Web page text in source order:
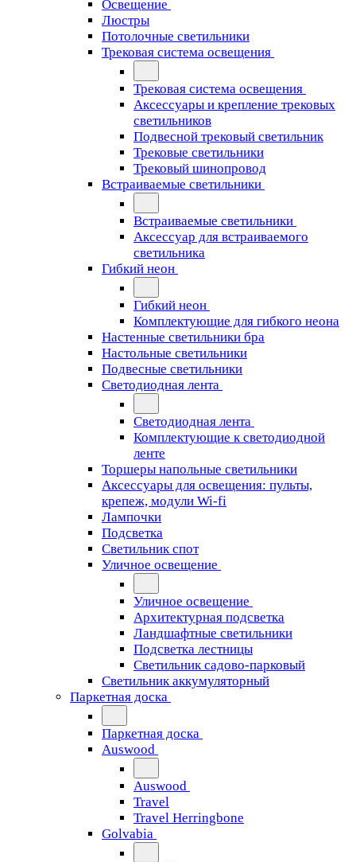
Освещение
Люстры
Потолочные светильники
Трековая система освещения
Трековая система освещения
Аксессуары и крепление трековых
светильников
Подвесной трековый светильник
Трековые светильники
Трековый шинопровод
Встраиваемые светильники
Встраиваемые светильники
Аксессуар для встраиваемого
светильника
Гибкий неон
Гибкий неон
Комплектующие для гибкого неона
Настенные светильники бра
Настольные светильники
Подвесные светильники
Светодиодная лента
Светодиодная лента
Комплектующие к светодиодной
ленте
Торшеры напольные светильники
Аксессуары для освещения: пульты,
крепеж, модули Wi-fi
Лампочки
Подсветка
Светильник спот
Уличное освещение
Уличное освещение
Архитектурная подсветка
Ландшафтные светильники
Подсветка лестницы
Светильник садово-парковый
Светильник аккумуляторный
Паркетная доска
Паркетная доска
Auswood
Auswood
Travel
Travel Herringbone
Golvabia